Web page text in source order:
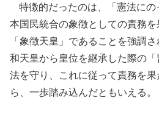
特徴的だったのは、「憲法にの
本国民統合の象徴としての責務を
「象徴天皇」であることを強調
和天皇から皇位を継承した際の
法を守り、これに従って責務を
ら、一歩踏み込んだともいえる。